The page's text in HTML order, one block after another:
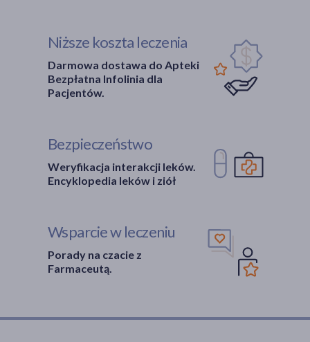
Niższe koszta leczenia
Darmowa dostawa do Apteki
Bezpłatna Infolinia dla
Pacjentów.
Bezpieczeństwo
Weryfikacja interakcji leków.
Encyklopedia leków i ziół
Wsparcie w leczeniu
Porady na czacie z
Farmaceutą.